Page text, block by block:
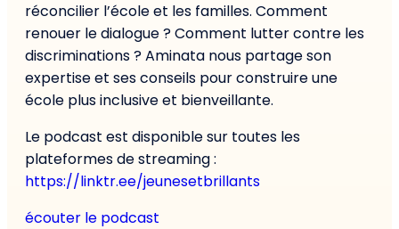
réconcilier l’école et les familles. Comment
renouer le dialogue ? Comment lutter contre les
discriminations ? Aminata nous partage son
expertise et ses conseils pour construire une
école plus inclusive et bienveillante.
Le podcast est disponible sur toutes les
plateformes de streaming :
https://linktr.ee/jeunesetbrillants
écouter le podcast